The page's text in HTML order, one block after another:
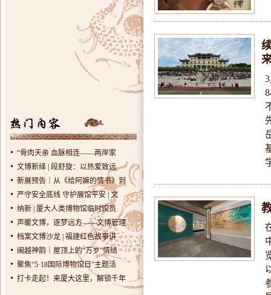
“骨肉天亲 血脉相连——两岸家
文博新绎 | 段舒旋：以热爱致远
新展预告｜从《给阿嫲的情书》到
严守安全底线 守护展馆平安 | 文
纳新 | 厦大人类博物馆临时馆员
声暖文博，逐梦远方——文博管理
档案文博沙龙 | 福建红色故事讲
闽越神韵｜屋顶上的“万岁”情结
聚焦“5·18国际博物馆日”主题活
打卡走起！来厦大这里，解锁千年